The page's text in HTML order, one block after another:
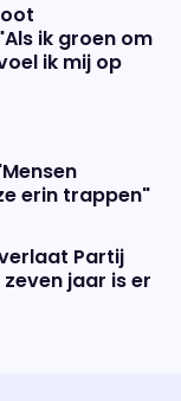
ik groen om
ik mij op
erin trappen"
Partij
jaar is er